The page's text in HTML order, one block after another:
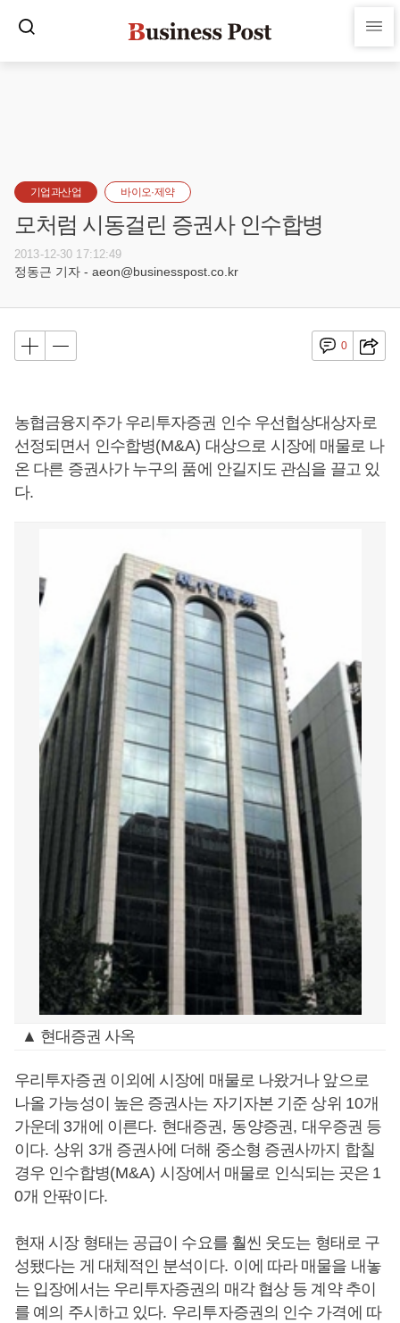
기업과산업 바이오·제약
모처럼 시동걸린 증권사 인수합병
2013-12-30 17:12:49
정동근 기자 - aeon@businesspost.co.kr
0
농협금융지주가 우리투자증권 인수 우선협상대상자로
선정되면서 인수합병(M&A) 대상으로 시장에 매물로 나
온 다른 증권사가 누구의 품에 안길지도 관심을 끌고 있
다.
▲ 현대증권 사옥
우리투자증권 이외에 시장에 매물로 나왔거나 앞으로
나올 가능성이 높은 증권사는 자기자본 기준 상위 10개
가운데 3개에 이른다. 현대증권, 동양증권, 대우증권 등
이다. 상위 3개 증권사에 더해 중소형 증권사까지 합칠
경우 인수합병(M&A) 시장에서 매물로 인식되는 곳은 1
0개 안팎이다.
현재 시장 형태는 공급이 수요를 훨씬 웃도는 형태로 구
성됐다는 게 대체적인 분석이다. 이에 따라 매물을 내놓
는 입장에서는 우리투자증권의 매각 협상 등 계약 추이
를 예의 주시하고 있다. 우리투자증권의 인수 가격에 따